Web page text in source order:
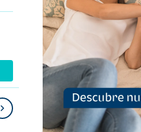
2 dormitorios
2 baños
1 parqueo
Quiero más detalles